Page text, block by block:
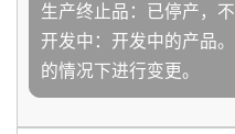
生产终止品：已停产，
开发中：开发中的产品
的情况下进行变更。